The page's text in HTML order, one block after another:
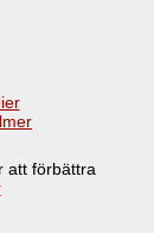
att förbättra